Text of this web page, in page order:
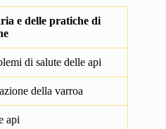
e delle pratiche di
di salute delle api
della varroa
api